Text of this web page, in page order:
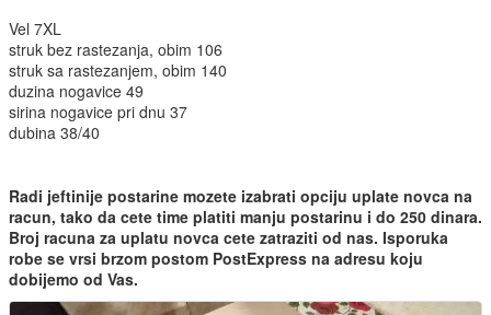
Vel 7XL
struk bez rastezanja, obim 106
struk sa rastezanjem, obim 140
duzina nogavice 49
sirina nogavice pri dnu 37
dubina 38/40
Radi jeftinije postarine mozete izabrati opciju uplate novca na
racun, tako da cete time platiti manju postarinu i do 250 dinara.
Broj racuna za uplatu novca cete zatraziti od nas. Isporuka
robe se vrsi brzom postom PostExpress na adresu koju
dobijemo od Vas.